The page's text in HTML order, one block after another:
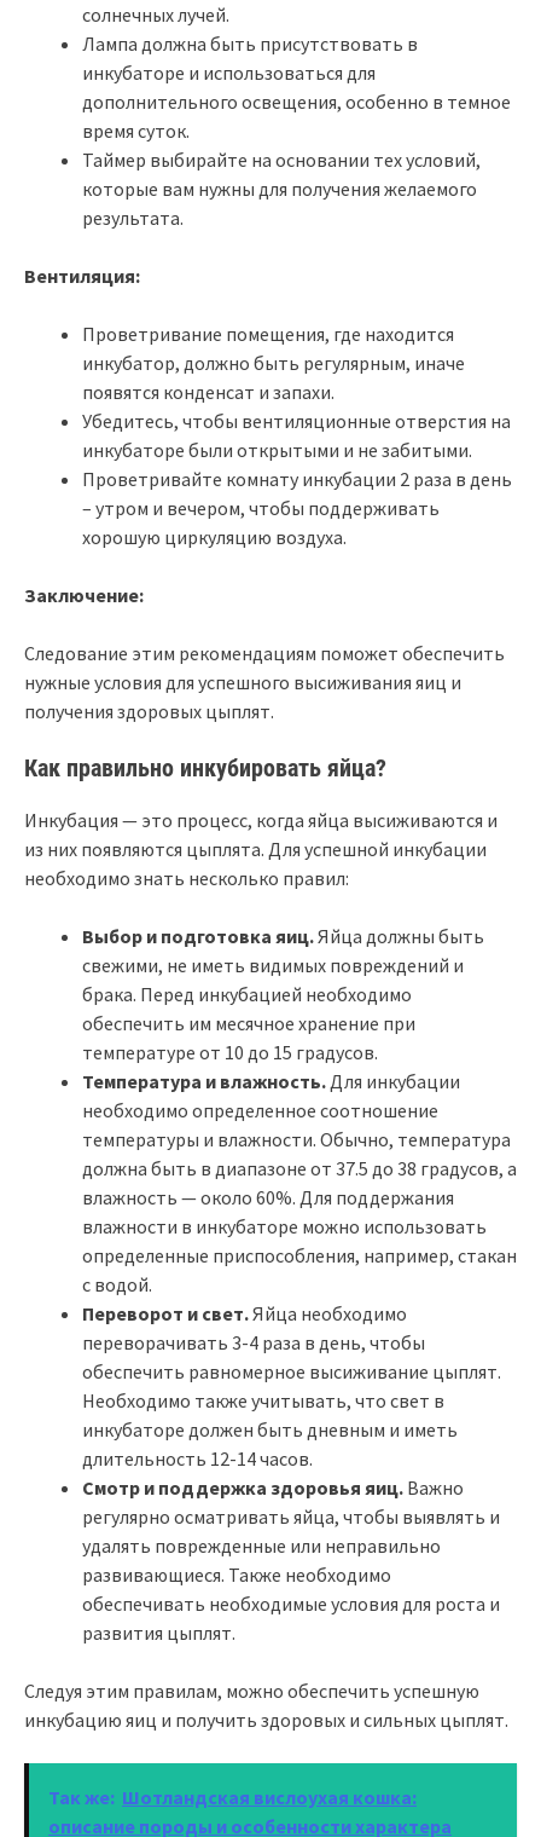
солнечных лучей.
Лампа должна быть присутствовать в
инкубаторе и использоваться для
дополнительного освещения, особенно в темное
время суток.
Таймер выбирайте на основании тех условий,
которые вам нужны для получения желаемого
результата.
Вентиляция:
Проветривание помещения, где находится
инкубатор, должно быть регулярным, иначе
появятся конденсат и запахи.
Убедитесь, чтобы вентиляционные отверстия на
инкубаторе были открытыми и не забитыми.
Проветривайте комнату инкубации 2 раза в день
– утром и вечером, чтобы поддерживать
хорошую циркуляцию воздуха.
Заключение:
Следование этим рекомендациям поможет обеспечить
нужные условия для успешного высиживания яиц и
получения здоровых цыплят.
Как правильно инкубировать яйца?
Инкубация — это процесс, когда яйца высиживаются и
из них появляются цыплята. Для успешной инкубации
необходимо знать несколько правил:
Выбор и подготовка яиц.Яйца должны быть
свежими, не иметь видимых повреждений и
брака. Перед инкубацией необходимо
обеспечить им месячное хранение при
температуре от 10 до 15 градусов.
Температура и влажность. Для инкубации
необходимо определенное соотношение
температуры и влажности. Обычно, температура
должна быть в диапазоне от 37.5 до 38 градусов, а
влажность — около 60%. Для поддержания
влажности в инкубаторе можно использовать
определенные приспособления, например, стакан
с водой.
Переворот и свет.Яйца необходимо
переворачивать 3-4 раза в день, чтобы
обеспечить равномерное высиживание цыплят.
Необходимо также учитывать, что свет в
инкубаторе должен быть дневным и иметь
длительность 12-14 часов.
Смотр и поддержка здоровья яиц. Важно
регулярно осматривать яйца, чтобы выявлять и
удалять поврежденные или неправильно
развивающиеся. Также необходимо
обеспечивать необходимые условия для роста и
развития цыплят.
Следуя этим правилам, можно обеспечить успешную
инкубацию яиц и получить здоровых и сильных цыплят.
Так же: Шотландская вислоухая кошка:
описание породы и особенности характера